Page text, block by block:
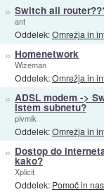
» Switch ali
ant
Oddelek:Omrežja in
» Homenetwork
Wizeman
Oddelek:Omrežja in
» ADSL modem ->
istem subnetu?
pivmik
Oddelek:Omrežja in
» Dostop do
kako?
Xplicit
Oddelek: Pomoč in